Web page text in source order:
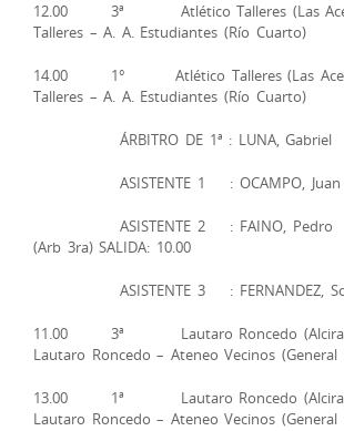
12.00 3ª Atlético Talleres (Las
Talleres – A. A. Estudiantes (Río Cuarto)
14.00 1° Atlético Talleres (Las
Talleres – A. A. Estudiantes (Río
ÁRBITRO DE 1ª : LUNA, Gabriel
ASISTENTE 1 : OCAMPO, Juan
ASISTENTE 2 :
(Arb 3ra) SALIDA: 10.00
ASISTENTE 3 : FERNANDEZ,
11.00 3ª Lautaro Roncedo (Alcira
Lautaro Roncedo – Ateneo Vecinos (General
13.00 1ª Lautaro Roncedo (Alcira
Lautaro Roncedo – Ateneo Vecinos (General